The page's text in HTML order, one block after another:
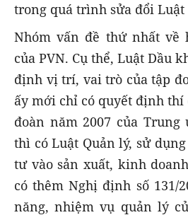
trong quá trình sửa đổi Luật
Nhóm vấn đề thứ nhất về
của PVN. Cụ thể, Luật Dầu
định vị trí, vai trò của tập
ấy mới chỉ có quyết định
đoàn năm 2007 của
thì có Luật Quản lý, sử
tư vào sản xuất, kinh
có thêm Nghị định số 131/
năng, nhiệm vụ quản lý